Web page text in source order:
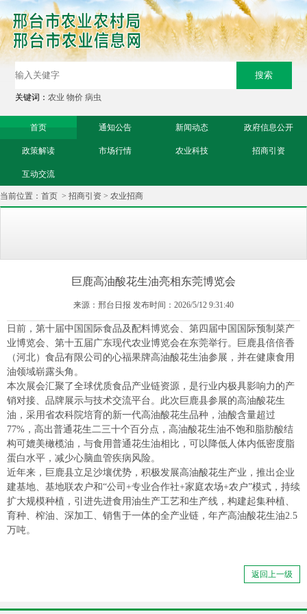
关键词：农业 物价 病虫
首页 通知公告 新闻动态 政府信息公开
政策解读 市场行情 农业科技 招商引资
互动交流
当前位置： 首页 > 招商引资 > 农业招商
巨鹿高油酸花生油亮相东莞博览会
来源：邢台日报 发布时间：2026/5/12 9:31:40
日前，第十届中国国际食品及配料博览会、第四届中国国际预制菜产
业博览会、第十五届广东现代农业博览会在东莞举行。巨鹿县倍倍香
（河北）食品有限公司的心福果牌高油酸花生油参展，并在健康食用
油领域崭露头角。
本次展会汇聚了全球优质食品产业链资源，是行业内极具影响力的产
销对接、品牌展示与技术交流平台。此次巨鹿县参展的高油酸花生
油，采用省农科院培育的新一代高油酸花生品种，油酸含量超过
77%，高出普通花生二三十个百分点，高油酸花生油不饱和脂肪酸结
构可媲美橄榄油，与食用普通花生油相比，可以降低人体内低密度脂
蛋白水平，减少心脑血管疾病风险。
近年来，巨鹿县立足沙壤优势，积极发展高油酸花生产业，推出企业
建基地、基地联农户和“公司+专业合作社+家庭农场+农户”模式，持续
扩大规模种植，引进先进食用油生产工艺和生产线，构建起集种植、
育种、榨油、深加工、销售于一体的全产业链，年产高油酸花生油2.5
万吨。
返回上一级